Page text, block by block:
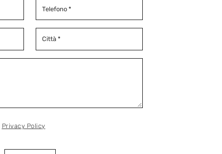
Privacy Policy